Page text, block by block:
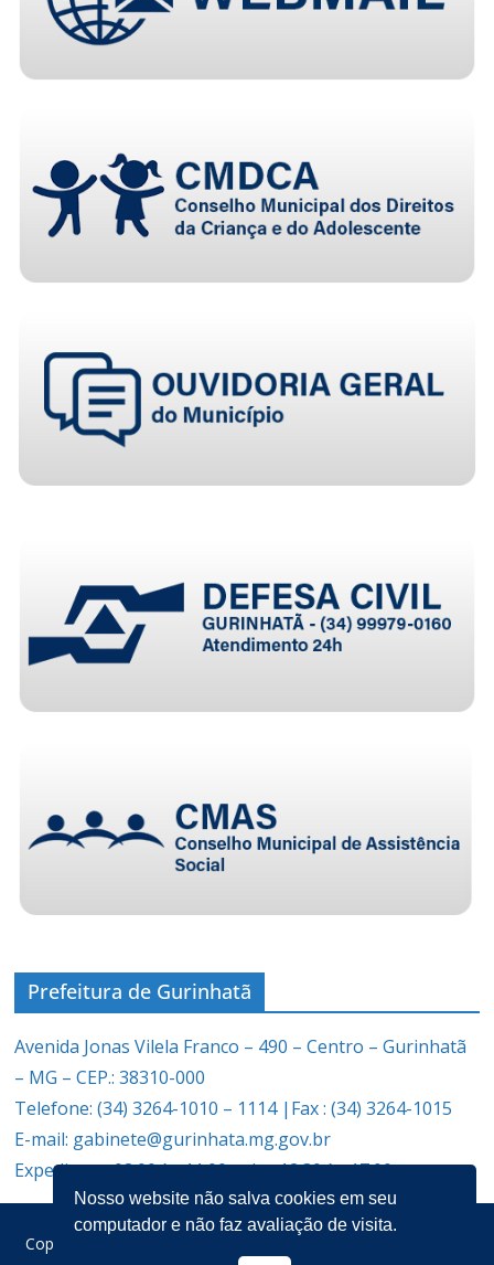
Prefeitura de Gurinhatã
Avenida Jonas Vilela Franco – 490 – Centro – Gurinhatã
– MG – CEP.: 38310-000
Telefone: (34) 3264-1010 – 1114 |Fax : (34) 3264-1015
E-mail: gabinete@gurinhata.mg.gov.br
Expediente: 08:00 às 11:00 e das 12:30 às 17:00
Copyright © 2026
Nosso website não salva cookies em seu
computador e não faz avaliação de visita.